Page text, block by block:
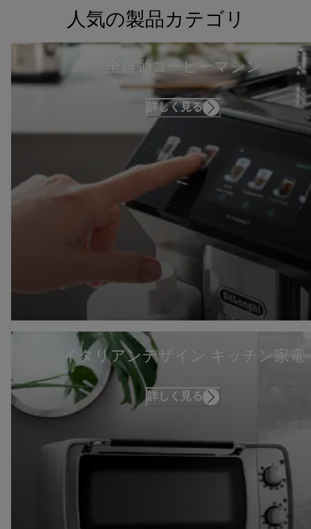
人気の製品カテゴリ
全自動コーヒーマシン
詳しく見る
イタリアンデザイン キッチン家電
詳しく見る